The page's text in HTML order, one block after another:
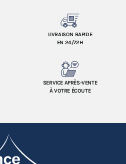
LIVRAISON RAPIDE
EN 24/72H
SERVICE APRÈS-VENTE
À VOTRE ÉCOUTE